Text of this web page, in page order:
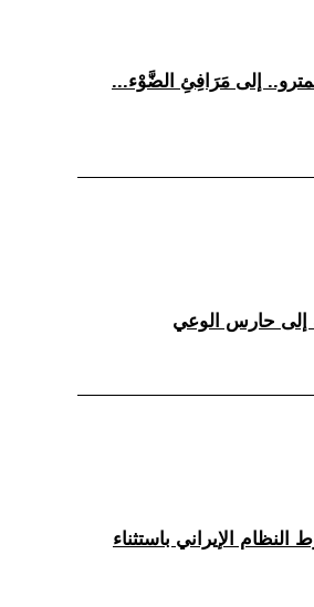
إلى مَرَافِئِ الضَّوْء...
النظام الإيراني باستثناء